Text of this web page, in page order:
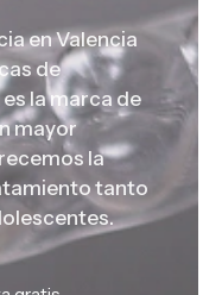
en Valencia
de
la marca de
mayor
la
tanto